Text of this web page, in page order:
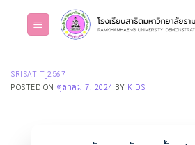
SRISATIT_2567
POSTED ON ตุลาคม 7, 2024 BY KIDS